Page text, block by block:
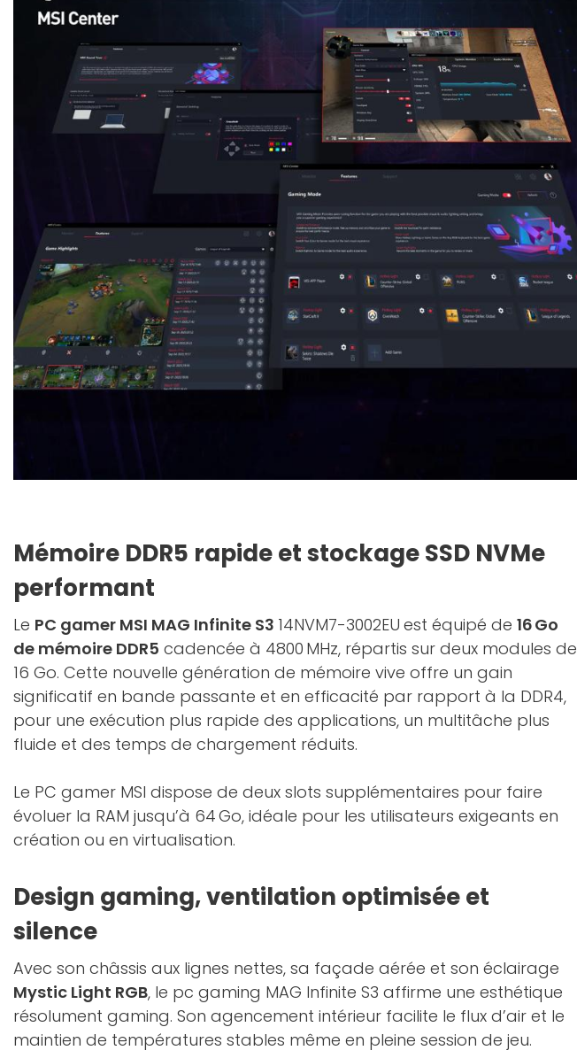
Mémoire DDR5 rapide et stockage SSD NVMe
performant
Le PC gamer MSI MAG Infinite S3 14NVM7-3002EU est équipé de 16 Go
de mémoire DDR5 cadencée à 4800 MHz, répartis sur deux modules de
16 Go. Cette nouvelle génération de mémoire vive offre un gain
significatif en bande passante et en efficacité par rapport à la DDR4,
pour une exécution plus rapide des applications, un multitâche plus
fluide et des temps de chargement réduits.
Le PC gamer MSI dispose de deux slots supplémentaires pour faire
évoluer la RAM jusqu’à 64 Go, idéale pour les utilisateurs exigeants en
création ou en virtualisation.
Design gaming, ventilation optimisée et
silence
Avec son châssis aux lignes nettes, sa façade aérée et son éclairage
Mystic Light RGB, le pc gaming MAG Infinite S3 affirme une esthétique
résolument gaming. Son agencement intérieur facilite le flux d’air et le
maintien de températures stables même en pleine session de jeu.